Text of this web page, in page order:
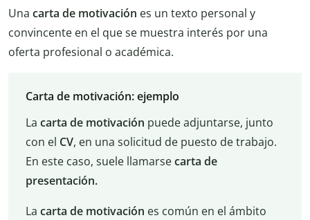
Una carta de motivación es un texto personal y
convincente en el que se muestra interés por una
oferta profesional o académica.
Carta de motivación: ejemplo
La carta de motivación puede adjuntarse, junto
con el CV, en una solicitud de puesto de trabajo.
En este caso, suele llamarsecarta de
presentación.
La carta de motivación es común en el ámbito